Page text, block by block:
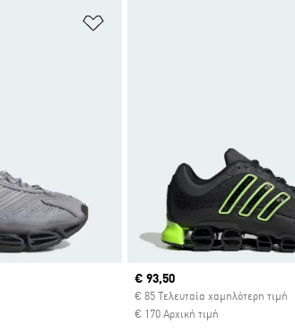
Current price
€ 93,50
€ 85 Τελευταία χαμηλότερη τιμή
€ 170 Αρχική τιμή